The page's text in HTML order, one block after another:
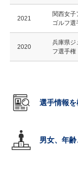
2021
関西女子
ゴルフ選
2020
兵庫県ジ
フ選手権
選手情報
男女、年